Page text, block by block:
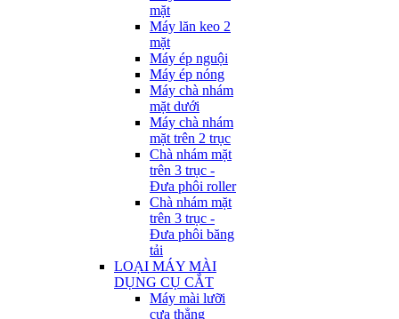
mặt
Máy lăn keo 2
mặt
Máy ép nguội
Máy ép nóng
Máy chà nhám
mặt dưới
Máy chà nhám
mặt trên 2 trục
Chà nhám mặt
trên 3 trục -
Đưa phôi roller
Chà nhám mặt
trên 3 trục -
Đưa phôi băng
tải
LOẠI MÁY MÀI
DỤNG CỤ CẮT
Máy mài lưỡi
cưa thẳng